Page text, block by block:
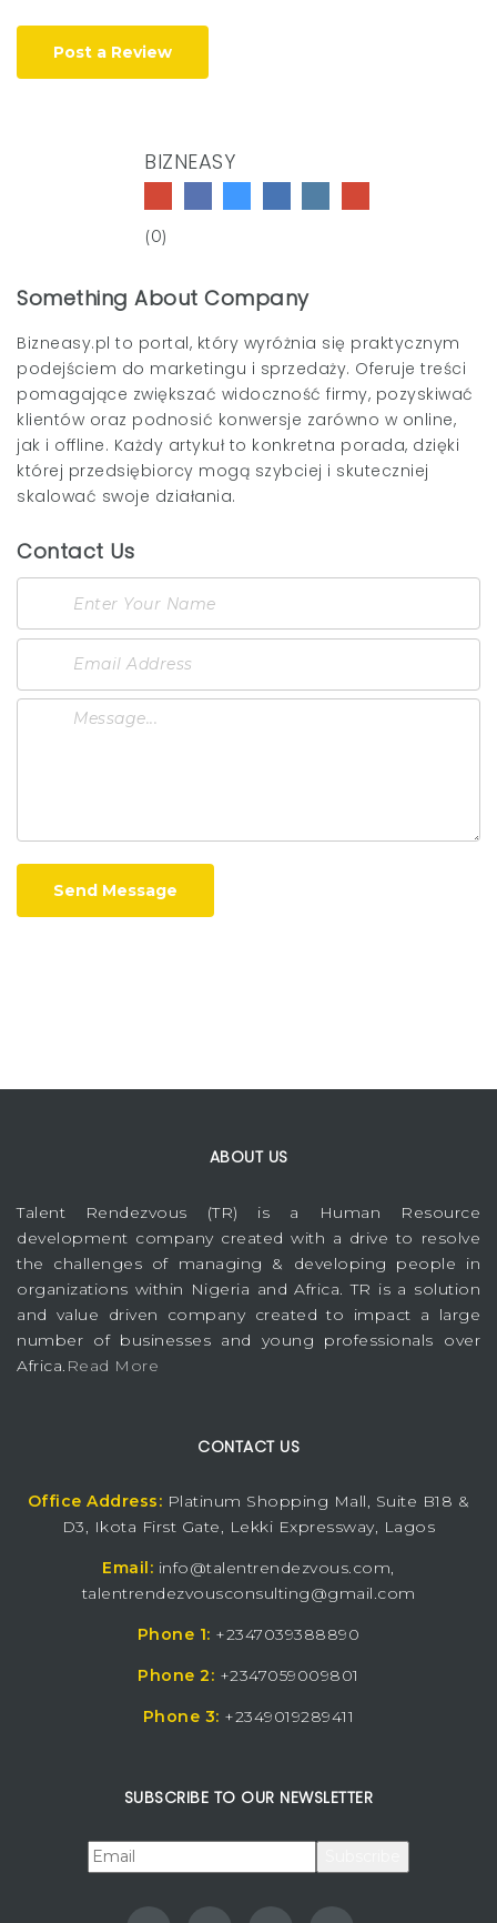
Post a Review
BIZNEASY
(0)
Something About Company
Bizneasy.pl to portal, który wyróżnia się praktycznym
podejściem do marketingu i sprzedaży. Oferuje treści
pomagające zwiększać widoczność firmy, pozyskiwać
klientów oraz podnosić konwersje zarówno w online,
jak i offline. Każdy artykuł to konkretna porada, dzięki
której przedsiębiorcy mogą szybciej i skuteczniej
skalować swoje działania.
Contact Us
Send Message
ABOUT US
Talent Rendezvous (TR) is a Human Resource
development company created with a drive to resolve
the challenges of managing & developing people in
organizations within Nigeria and Africa. TR is a solution
and value driven company created to impact a large
number of businesses and young professionals over
Africa. Read More
CONTACT US
Office Address: Platinum Shopping Mall, Suite B18 &
D3, Ikota First Gate, Lekki Expressway, Lagos
Email: info@talentrendezvous.com,
talentrendezvousconsulting@gmail.com
Phone 1: +2347039388890
Phone 2: +2347059009801
Phone 3: +2349019289411
SUBSCRIBE TO OUR NEWSLETTER